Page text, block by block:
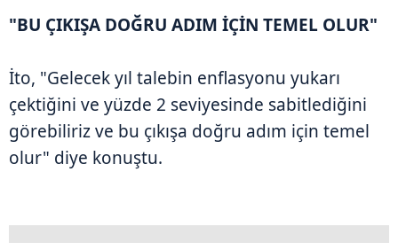
"BU ÇIKIŞA DOĞRU ADIM İÇİN TEMEL OLUR"
İto, "Gelecek yıl talebin enflasyonu yukarı
çektiğini ve yüzde 2 seviyesinde sabitlediğini
görebiliriz ve bu çıkışa doğru adım için temel
olur" diye konuştu.